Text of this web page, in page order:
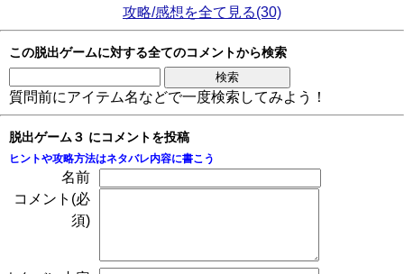
攻略/感想を全て見る(30)
この脱出ゲームに対する全てのコメントから検索
質問前にアイテム名などで一度検索してみよう！
脱出ゲーム３ にコメントを投稿
ヒントや攻略方法はネタバレ内容に書こう
名前
コメント(必
須)